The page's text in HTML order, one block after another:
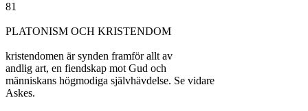
81
PLATONISM OCH KRISTENDOM
kristendomen är synden framför allt av
andlig art, en fiendskap mot Gud och
människans högmodiga självhävdelse. Se vidare
Askes.